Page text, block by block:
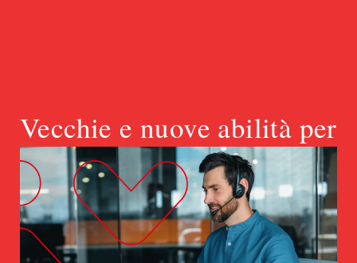
Vecchie e nuove abilità per
il Digital Public Spe@king
Quando è arrivata Internet a tutti è
stato dato un palco e un microfono, però
a nessuno è stato detto come usarli.